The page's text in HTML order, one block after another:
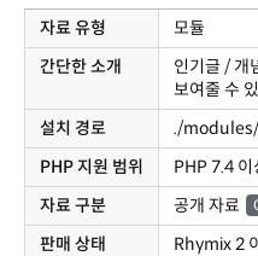
자료 유형
모듈
간단한 소개
인기글 / 개
보여줄 수
설치 경로
./
PHP 지원 범위
PHP 7.4 이
자료 구분
공개 자료
판매 상태
Rhymix 2